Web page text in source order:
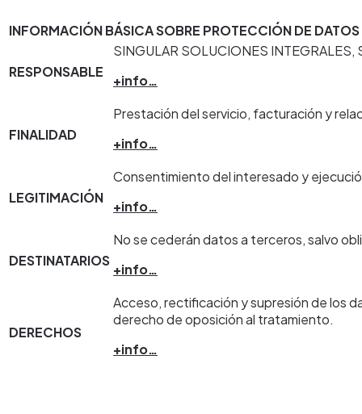
INFORMACIÓN BÁSICA SOBRE PROTECCIÓN DE DATOS
RESPONSABLE
SINGULAR SOLUCIONES INTEGRALES,
+info…
FINALIDAD
Prestación del servicio, facturación y
+info…
LEGITIMACIÓN
Consentimiento del interesado y
+info…
DESTINATARIOS
No se cederán datos a terceros, salvo
+info…
DERECHOS
Acceso, rectificación y supresión de los
derecho de oposición al tratamiento.
+info…